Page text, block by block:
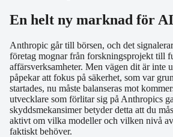
En helt ny marknad för
Anthropic går till börsen, och det
företag mognar från forskningsprojekt till
affärsverksamheter. Men vägen dit är inte
påpekar att fokus på säkerhet, som var
startades, nu måste balanseras mot
utvecklare som förlitar sig på Anthropics
skyddsmekansimer betyder detta att du
aktivt om vilka modeller och vilken nivå
faktiskt behöver.